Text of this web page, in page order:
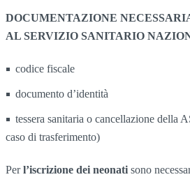
DOCUMENTAZIONE
AL SERVIZIO SANITARIO
codice fiscale
documento d’identità
tessera sanitaria o cancellazione della
caso di trasferimento)
Perl’iscrizione dei neonati sono